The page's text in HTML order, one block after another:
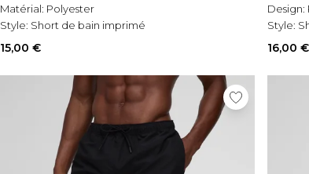
Matérial: Polyester
Style: Short de bain imprimé
15,00 €
Design:
Style:
16,00 €